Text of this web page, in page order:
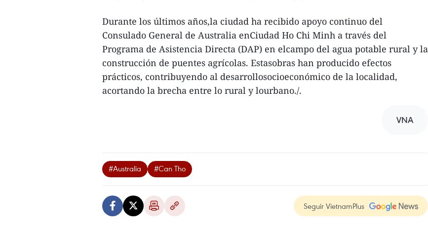
Durante los últimos años,la ciudad ha recibido apoyo continuo del
Consulado General de Australia enCiudad Ho Chi Minh a través del
Programa de Asistencia Directa (DAP) en elcampo del agua potable rural y la
construcción de puentes agrícolas. Estasobras han producido efectos
prácticos, contribuyendo al desarrollosocioeconómico de la localidad,
acortando la brecha entre lo rural y lourbano./.
VNA
#Australia #Can Tho
Seguir VietnamPlus